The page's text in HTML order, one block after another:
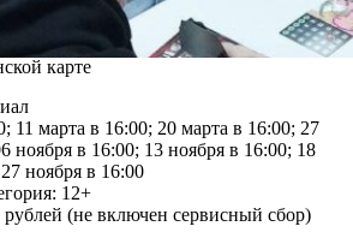
карте
11 марта в 16:00; 20 марта в 16:00; 27
ноября в 16:00; 13 ноября в 16:00; 18
ноября в 16:00
12+
(не включен сервисный сбор)